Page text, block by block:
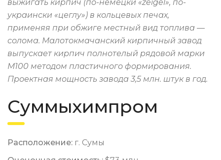
выжигать кирпич (по-немецки «zeigel», по-
украински «цеглу») в кольцевых печах,
применяя при обжиге местный вид топлива —
солома. Малотокмачанский кирпичный завод
выпускает кирпич полнотелый рядовой марки
М100 методом пластичного формирования.
Проектная мощность завода 3,5 млн. штук в год.
Суммыхимпром
Расположение: г. Сумы